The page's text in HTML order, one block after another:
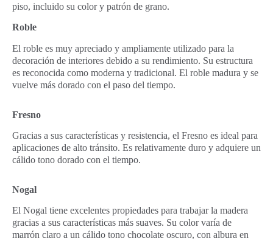
piso, incluido su color y patrón de grano.
Roble
El roble es muy apreciado y ampliamente utilizado para la
decoración de interiores debido a su rendimiento. Su estructura
es reconocida como moderna y tradicional. El roble madura y se
vuelve más dorado con el paso del tiempo.
Fresno
Gracias a sus características y resistencia, el Fresno es ideal para
aplicaciones de alto tránsito. Es relativamente duro y adquiere un
cálido tono dorado con el tiempo.
Nogal
El Nogal tiene excelentes propiedades para trabajar la madera
gracias a sus características más suaves. Su color varía de
marrón claro a un cálido tono chocolate oscuro, con albura en